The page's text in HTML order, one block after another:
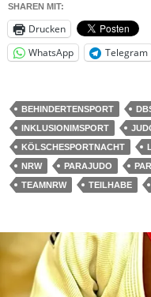
SHAREN MIT:
Drucken
WhatsApp
Telegram
BEHINDERTENSPORT
INKLUSIONIMSPORT
KÖLSCHESPORTNACHT
NRW
PARAJUDO
TEAMNRW
TEILHABE